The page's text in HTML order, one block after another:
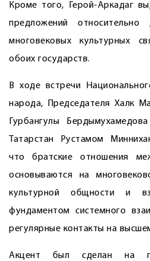
Кроме того, Герой-Аркадаг
предложений относительно
многовековых культурных
обоих государств.
В ходе встречи
народа, Председателя Халк
Гурбангулы
Татарстан Рустамом
что братские отношения
основываются на
культурной общности и
фундаментом системного
регулярные контакты на
Акцент был сделан на